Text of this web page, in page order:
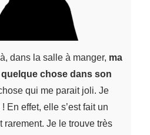
dans la salle à manger, ma
chose dans son
qui me parait joli. Je
En effet, elle s’est fait un
rarement. Je le trouve très